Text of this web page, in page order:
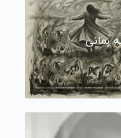
بمانی